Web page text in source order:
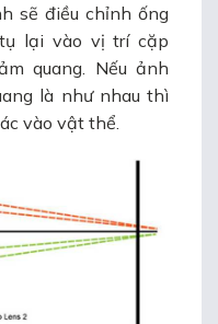
sẽ điều chỉnh ống
lại vào vị trí cặp
quang. Nếu ảnh
là như nhau thì
vào vật thể.